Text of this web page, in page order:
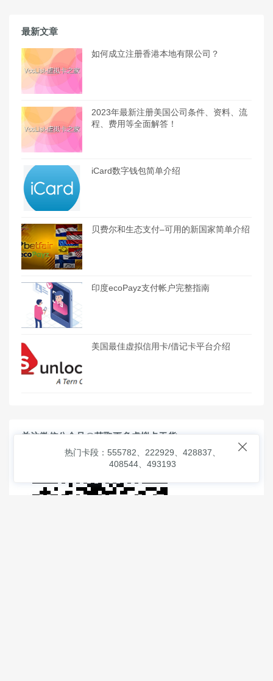
最新文章
如何成立注册香港本地有限公司？
2023年最新注册美国公司条件、资料、流
程、费用等全面解答！
iCard数字钱包简单介绍
贝费尔和生态支付–可用的新国家简单介绍
印度ecoPayz支付帐户完整指南
美国最佳虚拟信用卡/借记卡平台介绍
关注微信公众号@获取更多虚拟卡干货

热门卡段：555782、222929、428837、
408544、493193